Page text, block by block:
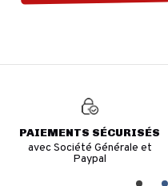
PAIEMENTS SÉCURISÉS
avec Société Générale et
Paypal